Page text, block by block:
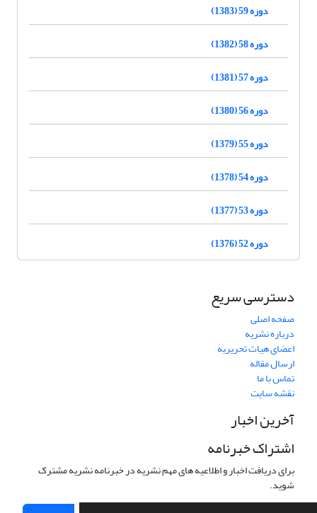
دوره 59 (1383)
دوره 58 (1382)
دوره 57 (1381)
دوره 56 (1380)
دوره 55 (1379)
دوره 54 (1378)
دوره 53 (1377)
دوره 52 (1376)
دسترسی سریع
صفحه اصلی
درباره نشریه
اعضای هیات تحریریه
ارسال مقاله
تماس با ما
نقشه سایت
آخرین اخبار
اشتراک خبرنامه
برای دریافت اخبار و اطلاعیه های مهم نشریه در خبرنامه نشریه مشترک
شوید.